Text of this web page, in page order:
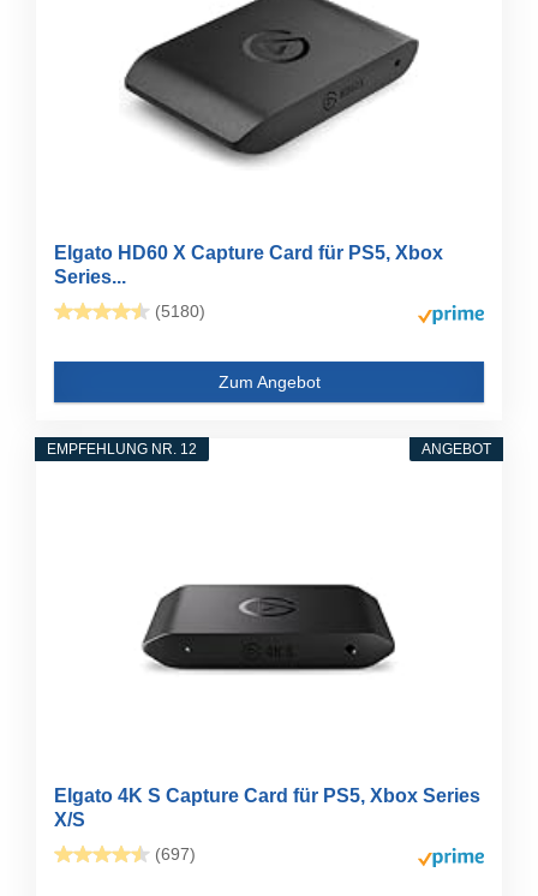
Elgato HD60 X Capture Card für PS5, Xbox
Series...
(5180)
Zum Angebot
ANGEBOT
EMPFEHLUNG NR. 12
Elgato 4K S Capture Card für PS5, Xbox Series
X/S
(697)